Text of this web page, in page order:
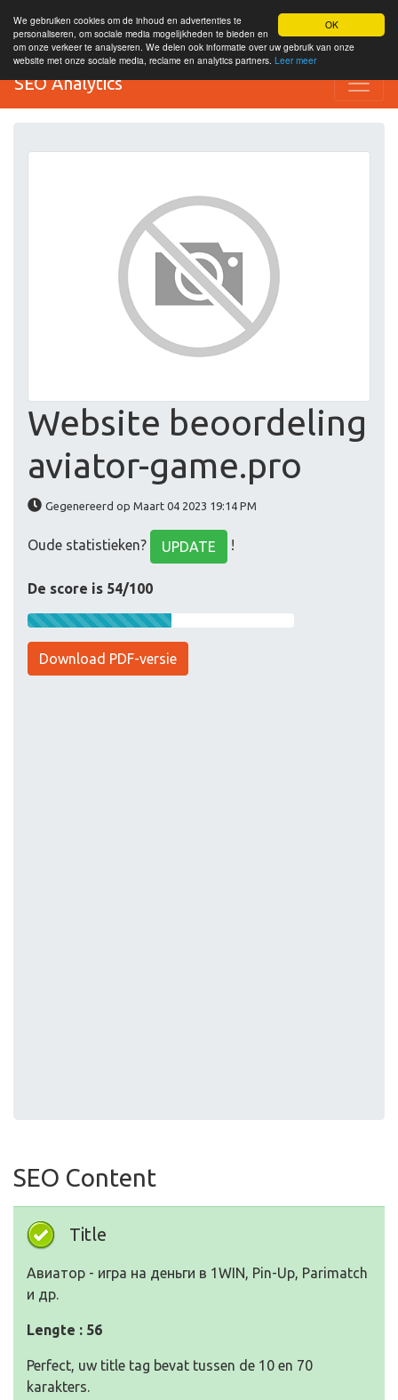
OK
We gebruiken cookies om de inhoud en advertenties te
personaliseren, om sociale media mogelijkheden te bieden en
om onze verkeer te analyseren. We delen ook informatie over uw gebruik van onze
website met onze sociale media, reclame en analytics partners. Leer meer
SEO Analytics
Website beoordeling
aviator-game.pro
Gegenereerd op Maart 04 2023 19:14 PM
Oude statistieken? UPDATE !
De score is 54/100
Download PDF-versie
SEO Content
Title
Авиатор - игра на деньги в 1WIN, Pin-Up, Parimatch
и др.
Lengte : 56
Perfect, uw title tag bevat tussen de 10 en 70
karakters.